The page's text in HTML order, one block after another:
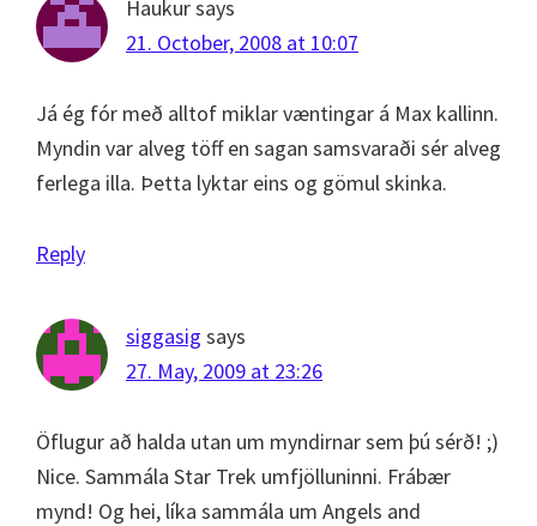
Haukursays
21. October, 2008 at 10:07
Já ég fór með alltof miklar væntingar á Max kallinn.
Myndin var alveg töff en sagan samsvaraði sér alveg
ferlega illa. Þetta lyktar eins og gömul skinka.
Reply
siggasig says
27. May, 2009 at 23:26
Öflugur að halda utan um myndirnar sem þú sérð! ;)
Nice. Sammála Star Trek umfjölluninni. Frábær
mynd! Og hei, líka sammála um Angels and